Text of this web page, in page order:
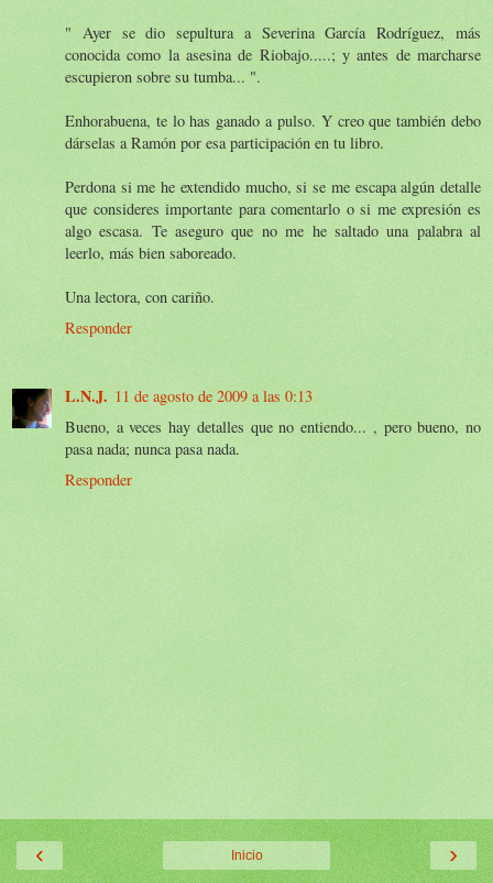
" Ayer se dio sepultura a Severina García Rodríguez, más
conocida como la asesina de Riobajo.....; y antes de marcharse
escupieron sobre su tumba... ".
Enhorabuena, te lo has ganado a pulso. Y creo que también debo
dárselas a Ramón por esa participación en tu libro.
Perdona si me he extendido mucho, si se me escapa algún detalle
que consideres importante para comentarlo o si me expresión es
algo escasa. Te aseguro que no me he saltado una palabra al
leerlo, más bien saboreado.
Una lectora, con cariño.
Responder
L.N.J. 11 de agosto de 2009 a las 0:13
Bueno, a veces hay detalles que no entiendo... , pero bueno, no
pasa nada; nunca pasa nada.
Responder
‹ ›
Inicio